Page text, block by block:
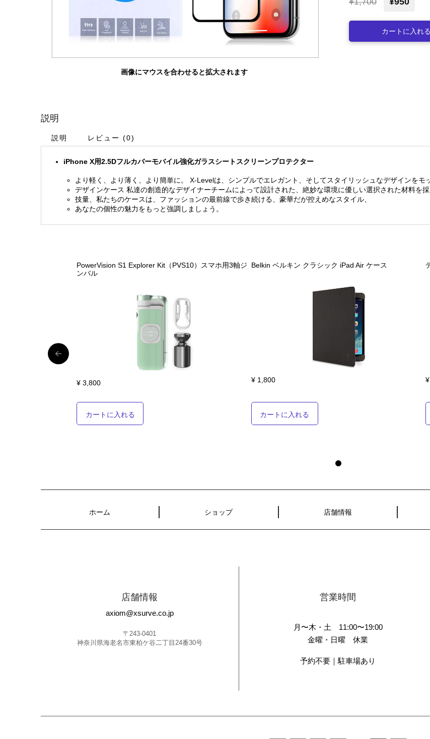
画像にマウスを合わせると拡大されます
カートに入れる
説明
説明 レビュー (0)
iPhone X用2.5Dフルカバーモバイル強化ガラスシートスクリーンプロテクター
より軽く、より薄く、より簡単に。 X-Levelは、シンプルでエレガント、そしてスタイリッシュなデザインをモ
デザインケース 私達の創造的なデザイナーチームによって設計された、絶妙な環境に優しい選択された材料を
技量、私たちのケースは、ファッションの最前線で歩き続ける、豪華だが控えめ​​なスタイル、
あなたの個性の魅力をもっと強調しましょう。
PowerVision S1 Explorer Kit（PVS10）スマホ用3軸ジ
ンバル
¥ 3,800
カートに入れる
Belkin ベルキン クラシック iPad Air ケース
¥ 1,800
カートに入れる
0
ホーム ショップ 店舗情報
店舗情報
axiom@xsurve.co.jp
〒243-0401
神奈川県海老名市東柏ケ谷二丁目24番30号
営業時間
月〜木・土 11:00〜19:00
金曜・日曜 休業
予約不要｜駐車場あり